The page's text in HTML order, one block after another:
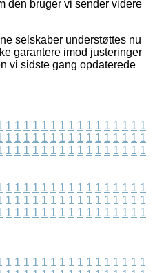
den bruger vi sender videre
selskaber understøttes nu
garantere imod justeringer
vi sidste gang opdaterede
1 1 1 1 1 1 1 1 1 1 1 1 1 1 1 1
1 1 1 1 1 1 1 1 1 1 1 1 1 1 1 1
1 1 1 1 1 1 1 1 1 1 1 1 1 1 1 1
1 1 1 1 1 1 1 1 1 1 1 1 1 1 1 1
1 1 1 1 1 1 1 1 1 1 1 1 1 1 1 1
1 1 1 1 1 1 1 1 1 1 1 1 1 1 1 1
1 1 1 1 1 1 1 1 1 1 1 1 1 1 1 1